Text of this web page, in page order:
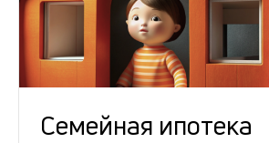
Семейная ипотека